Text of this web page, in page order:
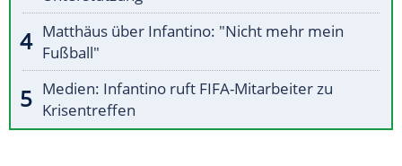
Matthäus über Infantino: "Nicht mehr mein
Fußball"
Medien: Infantino ruft FIFA-Mitarbeiter zu
Krisentreffen